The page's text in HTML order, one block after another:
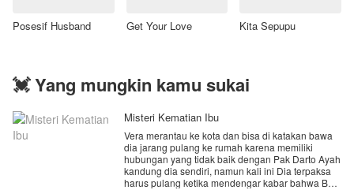
Posesif Husband Get Your Love Kita Sepupu
💓 Yang mungkin kamu sukai
Misteri Kematian Ibu
Vera merantau ke kota dan bisa di katakan bawa
dia jarang pulang ke rumah karena memiliki
hubungan yang tidak baik dengan Pak Darto Ayah
kandung dia sendiri, namun kali ini Dia terpaksa
harus pulang ketika mendengar kabar bahwa Bu